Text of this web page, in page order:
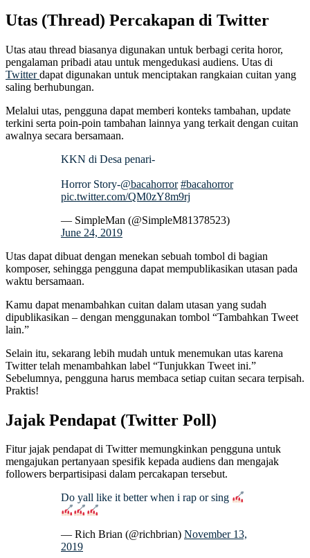
Utas (Thread) Percakapan di Twitter
Utas atau thread biasanya digunakan untuk berbagi cerita horor,
pengalaman pribadi atau untuk mengedukasi audiens. Utas di
Twitterdapat digunakan untuk menciptakan rangkaian cuitan yang
saling berhubungan.
Melalui utas, pengguna dapat memberi konteks tambahan, update
terkini serta poin-poin tambahan lainnya yang terkait dengan cuitan
awalnya secara bersamaan.
KKN di Desa penari-
Horror Story-@bacahorror #bacahorror
pic.twitter.com/QM0zY8m9rj
— SimpleMan (@SimpleM81378523)
June 24, 2019
Utas dapat dibuat dengan menekan sebuah tombol di bagian
komposer, sehingga pengguna dapat mempublikasikan utasan pada
waktu bersamaan.
Kamu dapat menambahkan cuitan dalam utasan yang sudah
dipublikasikan – dengan menggunakan tombol “Tambahkan Tweet
lain.”
Selain itu, sekarang lebih mudah untuk menemukan utas karena
Twitter telah menambahkan label “Tunjukkan Tweet ini.”
Sebelumnya, pengguna harus membaca setiap cuitan secara terpisah.
Praktis!
Jajak Pendapat (Twitter Poll)
Fitur jajak pendapat di Twitter memungkinkan pengguna untuk
mengajukan pertanyaan spesifik kepada audiens dan mengajak
followers berpartisipasi dalam percakapan tersebut.
Do yall like it better when i rap or sing
— Rich Brian (@richbrian) November 13,
2019